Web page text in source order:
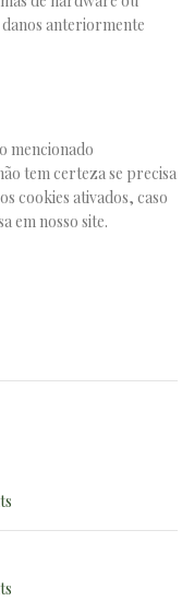
anteriormente
mencionado
tem certeza se precisa
cookies ativados, caso
em nosso site.